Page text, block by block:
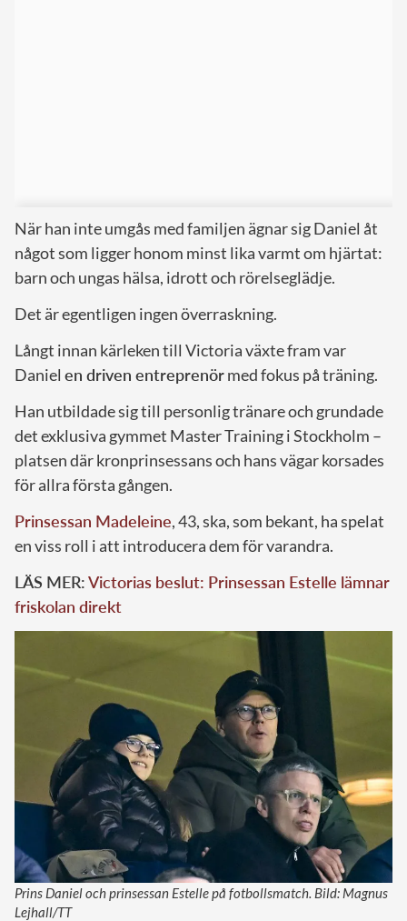
När han inte umgås med familjen ägnar sig Daniel åt
något som ligger honom minst lika varmt om hjärtat:
barn och ungas hälsa, idrott och rörelseglädje.
Det är egentligen ingen överraskning.
Långt innan kärleken till Victoria växte fram var
Daniel en driven entreprenörmed fokus på träning.
Han utbildade sig till personlig tränare och grundade
det exklusiva gymmet Master Training i Stockholm –
platsen där kronprinsessans och hans vägar korsades
för allra första gången.
Prinsessan Madeleine, 43, ska, som bekant, ha spelat
en viss roll i att introducera dem för varandra.
LÄS MER:Victorias beslut: Prinsessan Estelle lämnar
friskolan direkt
Prins Daniel och prinsessan Estelle på fotbollsmatch. Bild: Magnus
Lejhall/TT